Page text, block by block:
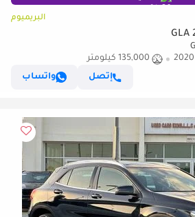
البريميوم
2020
135,000 كيلومتر
إتصل
واتساب